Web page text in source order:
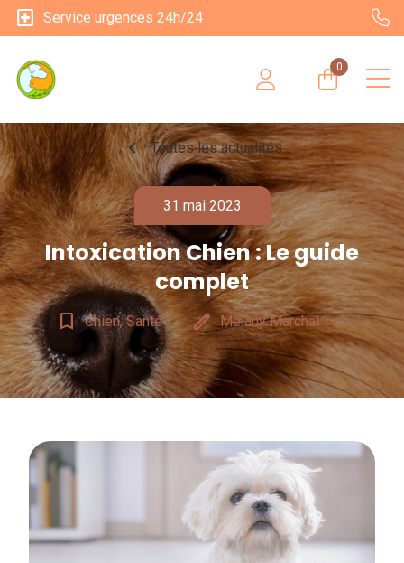
local_hospital Service urgences 24h/24
0
chevron_left Toutes les actualités
31 mai 2023
Intoxication Chien : Le guide
complet
bookmark_border Chien, Santé edit Mélany Marchal